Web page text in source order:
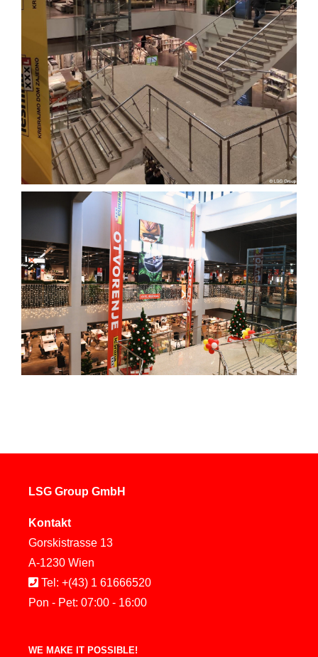
LSG Group GmbH
Kontakt
Gorskistrasse 13
A-1230 Wien
Tel: +(43) 1 61666520
Pon - Pet: 07:00 - 16:00
WE MAKE IT POSSIBLE!